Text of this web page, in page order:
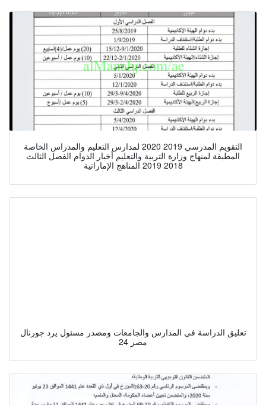
التقويم المدرسي 2019 2020 لمدارس التعليم والمدراس الخاصة
المطبقة لمنهاج وزارة التربية والتعليم أخبار الدوام الفصل الثالث
2018 2019 المناهج الإماراتية
تعليق الدراسة في المدارس والجامعات ومصدر مسئول يرد جورنال
مصر 24